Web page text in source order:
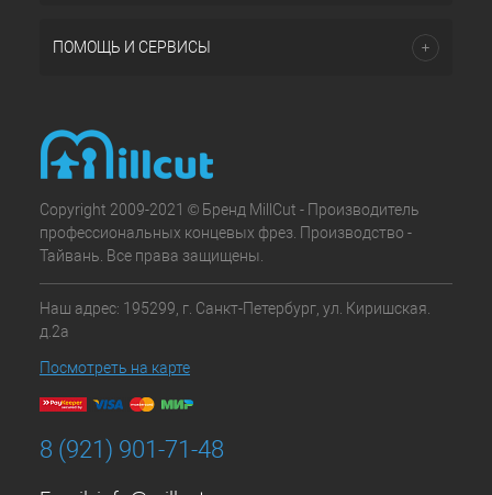
ПОМОЩЬ И СЕРВИСЫ
Copyright 2009-2021 © Бренд MillCut - Производитель
профессиональных концевых фрез. Производство -
Тайвань. Все права защищены.
Наш адрес: 195299, г. Санкт-Петербург, ул. Киришская.
д.2а
Посмотреть на карте
8 (921) 901-71-48